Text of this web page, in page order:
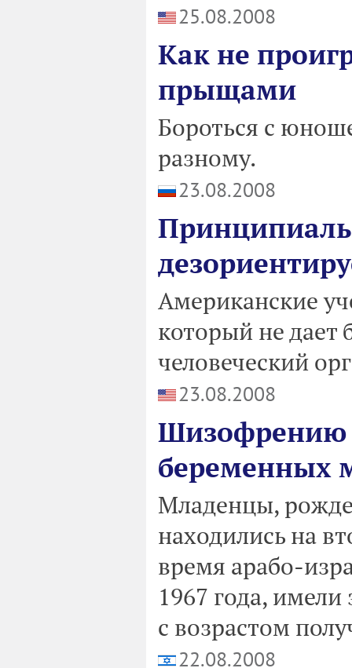
25.08.2008
Как не
прыщами
Бороться с
разному.
23.08.2008
Американские
который не дает
человеческий
23.08.2008
Шизофрению
беременных
Младенцы,
находились на
время арабо-
1967 года,
с возрастом
22.08.2008